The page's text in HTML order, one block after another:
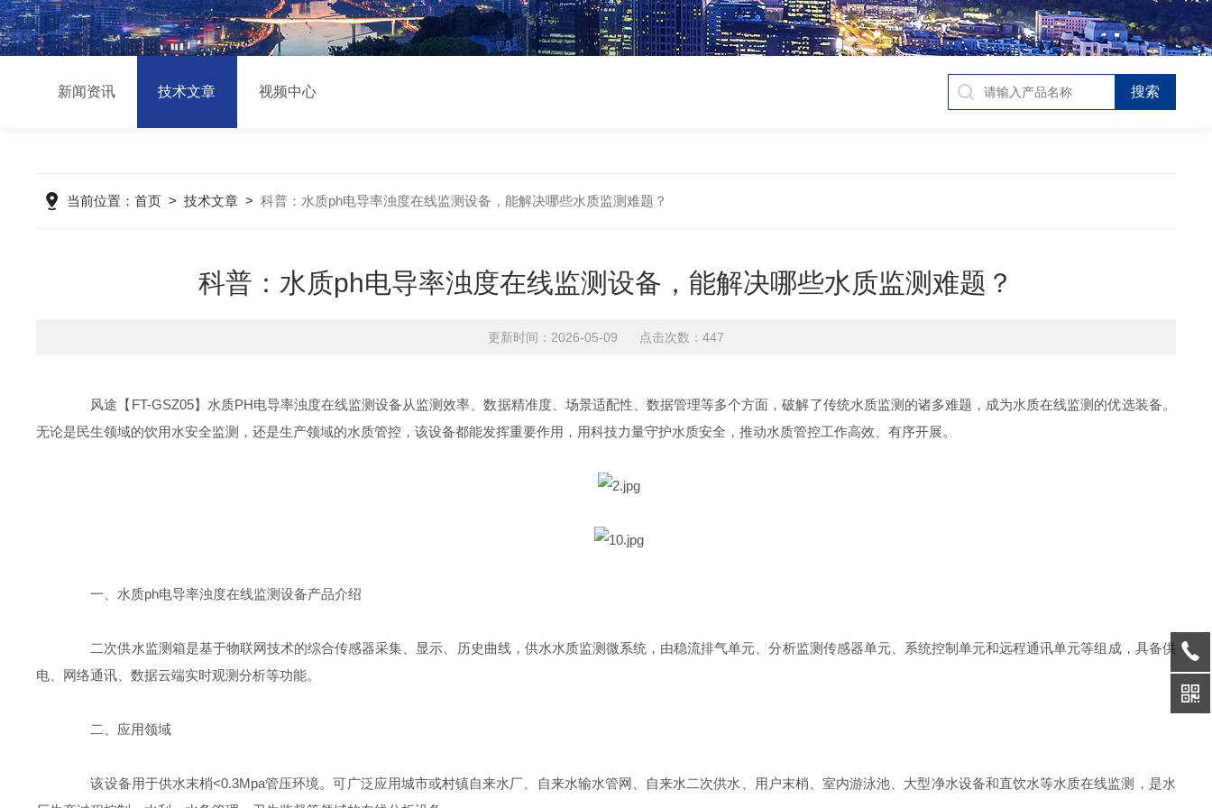
新闻资讯 技术文章 视频中心
当前位置：首页 >技术文章 >科普：水质ph电导率浊度在线监测设备，能解决哪些水质监测难题？
科普：水质ph电导率浊度在线监测设备，能解决哪些水质监测难题？
更新时间：2026-05-09 点击次数：447
风途【FT-GSZ05】水质PH电导率浊度在线监测设备从监测效率、数据精准度、场景适配性、数据管理等多个方面，破解了传统水质监测的诸多难题，成为水质在线监测的优选装备。
无论是民生领域的饮用水安全监测，还是生产领域的水质管控，该设备都能发挥重要作用，用科技力量守护水质安全，推动水质管控工作高效、有序开展。
一、水质ph电导率浊度在线监测设备产品介绍
二次供水监测箱是基于物联网技术的综合传感器采集、显示、历史曲线，供水水质监测微系统，由稳流排气单元、分析监测传感器单元、系统控制单元和远程通讯单元等组成，具备供
电、网络通讯、数据云端实时观测分析等功能。
二、应用领域
该设备用于供水末梢<0.3Mpa管压环境。可广泛应用城市或村镇自来水厂、自来水输水管网、自来水二次供水、用户末梢、室内游泳池、大型净水设备和直饮水等水质在线监测，是水